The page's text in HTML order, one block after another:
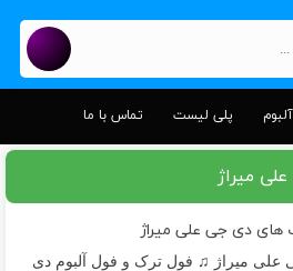
آلبوم پلی لیست تماس با ما
میراژ
های دی جی علی میراژ
علی میراژ ♫ فول ترک و فول آلبوم دی